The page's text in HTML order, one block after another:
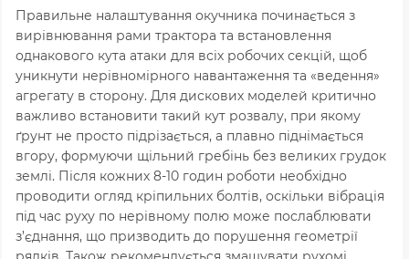
Правильне налаштування окучника починається з
вирівнювання рами трактора та встановлення
однакового кута атаки для всіх робочих секцій, щоб
уникнути нерівномірного навантаження та «ведення»
агрегату в сторону. Для дискових моделей критично
важливо встановити такий кут розвалу, при якому
ґрунт не просто підрізається, а плавно піднімається
вгору, формуючи щільний гребінь без великих грудок
землі. Після кожних 8-10 годин роботи необхідно
проводити огляд кріпильних болтів, оскільки вібрація
під час руху по нерівному полю може послаблювати
з’єднання, що призводить до порушення геометрії